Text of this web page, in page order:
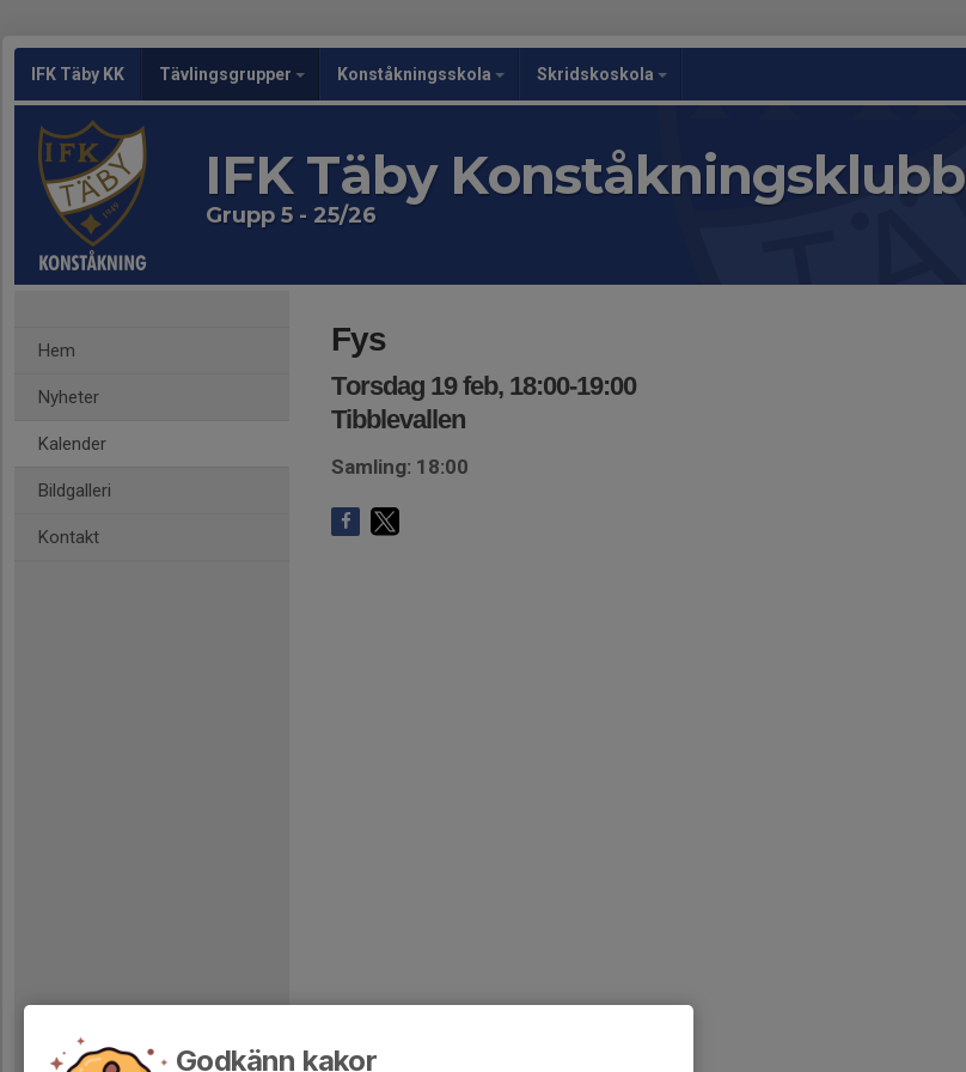
IFK Täby KK Tävlingsgrupper Konståkningsskola Skridskoskola
IFK Täby Konståkningsklubb
Grupp 5 - 25/26
Hem
Nyheter
Kalender
Bildgalleri
Kontakt
Fys
Torsdag 19 feb, 18:00-19:00
Tibblevallen
Samling: 18:00
Godkänn kakor